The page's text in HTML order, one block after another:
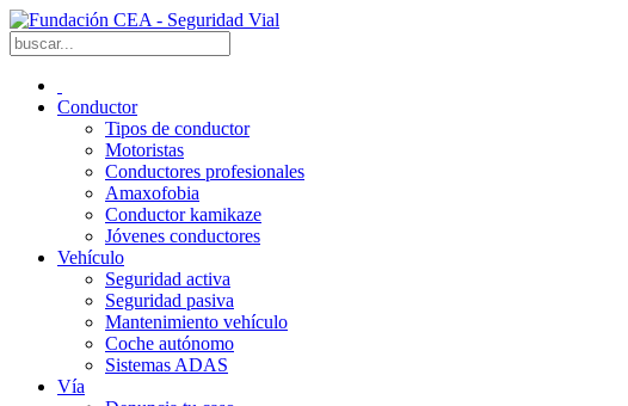
Conductor
Tipos de conductor
Motoristas
Conductores profesionales
Amaxofobia
Conductor kamikaze
Jóvenes conductores
Vehículo
Seguridad activa
Seguridad pasiva
Mantenimiento vehículo
Coche autónomo
Sistemas ADAS
Vía